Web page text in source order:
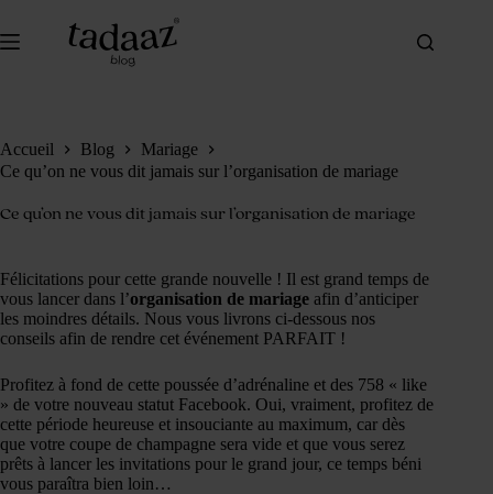
contenu
Accueil Blog
Mariage
Ce qu’on ne vous dit jamais sur l’organisation de mariage
Ce qu’on ne vous dit jamais sur l’organisation de mariage
Félicitations pour cette grande nouvelle ! Il est grand temps de
vous lancer dans l’organisation de mariage afin d’anticiper
les moindres détails. Nous vous livrons ci-dessous nos
conseils afin de rendre cet événement PARFAIT !
Profitez à fond de cette poussée d’adrénaline et des 758 « like
» de votre nouveau statut Facebook. Oui, vraiment, profitez de
cette période heureuse et insouciante au maximum, car dès
que votre coupe de champagne sera vide et que vous serez
prêts à lancer les invitations pour le grand jour, ce temps béni
vous paraîtra bien loin…